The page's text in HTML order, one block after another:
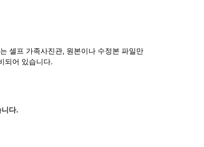
셀프 가족사진관, 원본이나 수정본 파일만
되어 있습니다.
다.